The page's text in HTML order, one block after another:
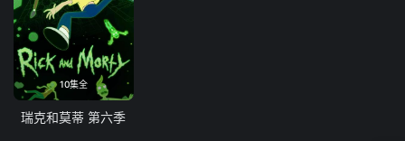
10集全
瑞克和莫蒂 第六季